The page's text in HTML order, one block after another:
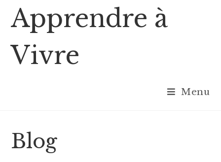
content
Apprendre à
Vivre
Menu
Blog